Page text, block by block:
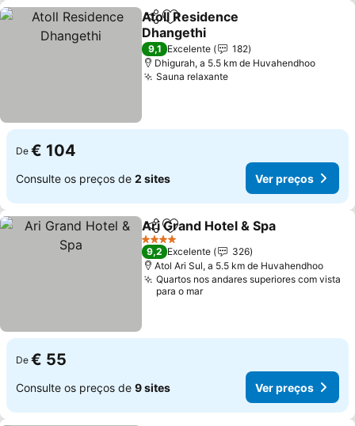
PartilharAdicionar aos favoritos
Atoll Residence
Dhangethi
9,1 Excelente
182
Dhigurah, a 5.5 km de Huvahendhoo
Sauna relaxante
De € 104
Consulte os preços de 2 sites Ver preços
PartilharAdicionar aos favoritos
Ari Grand Hotel & Spa
4 Estrelas
9,2 Excelente
326
Atol Ari Sul, a 5.5 km de Huvahendhoo
Quartos nos andares superiores com vista
para o mar
De € 55
Consulte os preços de 9 sites Ver preços